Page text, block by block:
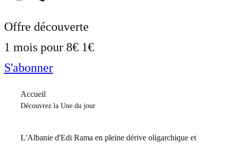
Offre découverte
1 mois pour 8€ 1€
S'abonner
Accueil
Découvrez la Une du jour
L'Albanie d'Edi Rama en pleine dérive oligarchique et